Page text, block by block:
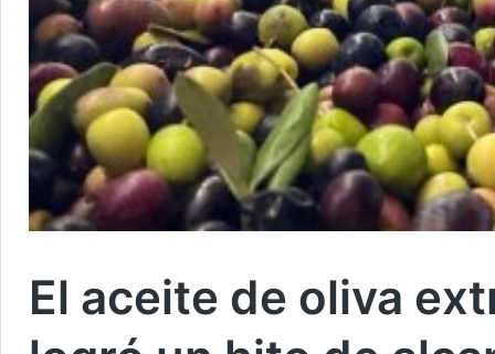
El aceite de oliva